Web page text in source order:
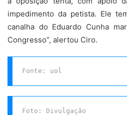
impedimento da petista. Ele
canalha do Eduardo Cunha
Congresso”, alertou Ciro.
Fonte: uol
Foto: Divulgação